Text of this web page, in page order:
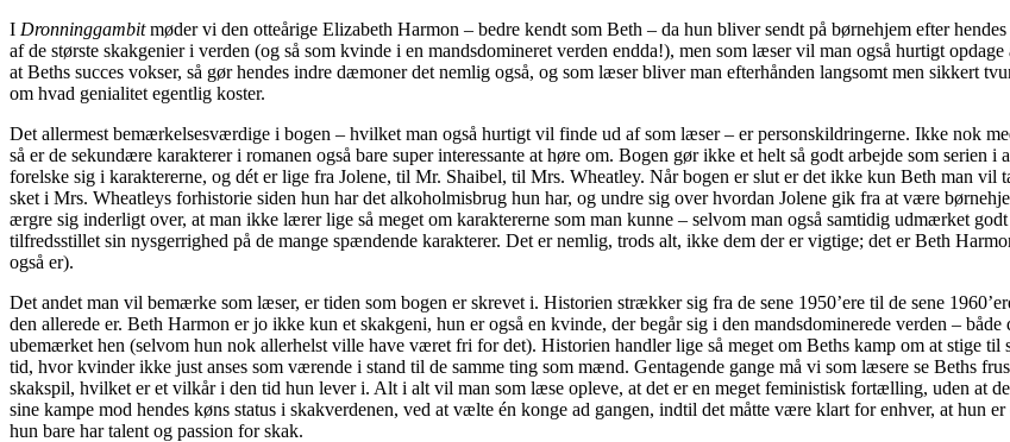
I Dronninggambitmøder vi den otteårige Elizabeth Harmon – bedre kendt som Beth – da hun bliver sendt på børnehjem efter
af de største skakgenier i verden (og så som kvinde i en mandsdomineret verden endda!), men som læser vil man også hurtigt
at Beths succes vokser, så gør hendes indre dæmoner det nemlig også, og som læser bliver man efterhånden langsomt men sikkert
om hvad genialitet egentlig koster.
Det allermest bemærkelsesværdige i bogen – hvilket man også hurtigt vil finde ud af som læser – er personskildringerne. Ikke nok
så er de sekundære karakterer i romanen også bare super interessante at høre om. Bogen gør ikke et helt så godt arbejde som serien
forelske sig i karaktererne, og dét er lige fra Jolene, til Mr. Shaibel, til Mrs. Wheatley. Når bogen er slut er det ikke kun Beth man vil
sket i Mrs. Wheatleys forhistorie siden hun har det alkoholmisbrug hun har, og undre sig over hvordan Jolene gik fra at være
ærgre sig inderligt over, at man ikke lærer lige så meget om karaktererne som man kunne – selvom man også samtidig udmærket
tilfredsstillet sin nysgerrighed på de mange spændende karakterer. Det er nemlig, trods alt, ikke dem der er vigtige; det er Beth
også er).
Det andet man vil bemærke som læser, er tiden som bogen er skrevet i. Historien strækker sig fra de sene 1950’ere til de sene
den allerede er. Beth Harmon er jo ikke kun et skakgeni, hun er også en kvinde, der begår sig i den mandsdominerede verden –
ubemærket hen (selvom hun nok allerhelst ville have været fri for det). Historien handler lige så meget om Beths kamp om at stige til
tid, hvor kvinder ikke just anses som værende i stand til de samme ting som mænd. Gentagende gange må vi som læsere se Beths
skakspil, hvilket er et vilkår i den tid hun lever i. Alt i alt vil man som læse opleve, at det er en meget feministisk fortælling, uden at
sine kampe mod hendes køns status i skakverdenen, ved at vælte én konge ad gangen, indtil det måtte være klart for enhver, at hun
hun bare har talent og passion for skak.